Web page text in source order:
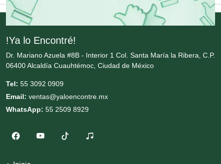
Cortinas, Persianas y Alfombras
Cremerías y Salchichonerías
Cristalerías
!Ya lo Encontré!
Dr. Mariano Azuela #8B - Interior 1 Col. Santa María la Ribera, C.P.
06400 Alcaldía Cuauhtémoc, Ciudad de México
Tel: 55 3092 0909
Email: ventas@yaloencontre.mx
WhatsApp: 55 2509 8929